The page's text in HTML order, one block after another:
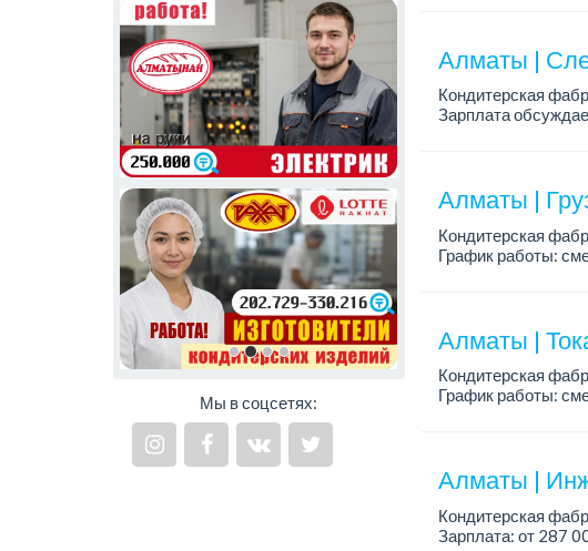
Мы в соцсетях:
Алматы |
Кондитерская
Зарплата
Алматы |
Кондитерская
График работы:
Алматы |
Кондитерская
График работы:
Алматы |
Кондитерская
Зарплата: от 287